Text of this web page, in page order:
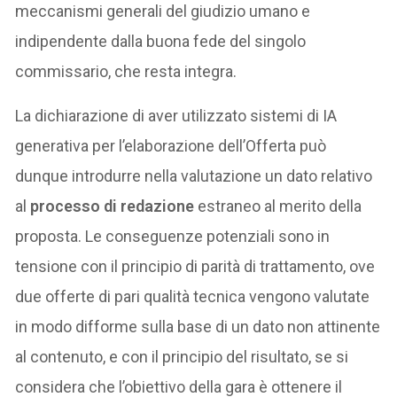
meccanismi generali del giudizio umano e
indipendente dalla buona fede del singolo
commissario, che resta integra.
La dichiarazione di aver utilizzato sistemi di IA
generativa per l’elaborazione dell’Offerta può
dunque introdurre nella valutazione un dato relativo
al processo di redazione estraneo al merito della
proposta. Le conseguenze potenziali sono in
tensione con il principio di parità di trattamento, ove
due offerte di pari qualità tecnica vengono valutate
in modo difforme sulla base di un dato non attinente
al contenuto, e con il principio del risultato, se si
considera che l’obiettivo della gara è ottenere il